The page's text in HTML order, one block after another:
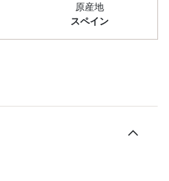
原産地
スペイン